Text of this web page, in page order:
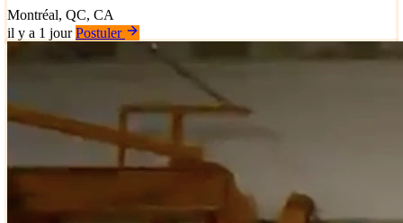
Montréal, QC, CA
il y a 1 jour Postuler